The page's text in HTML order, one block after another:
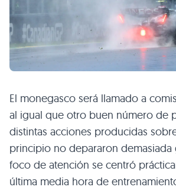
El monegasco será llamado a
al igual que otro buen número de
distintas acciones producidas
principio no depararon demasiada
foco de atención se centró
última media hora de